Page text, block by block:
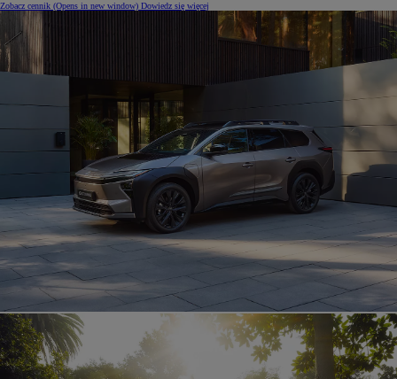
Zobacz cennik (Opens in new window) Dowiedz się więcej